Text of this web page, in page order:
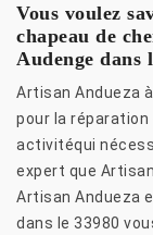
Vous voulez
chapeau de
Audenge dans
Artisan Andueza
pour la réparation
activitéqui
expert que
Artisan Andueza
dans le 33980